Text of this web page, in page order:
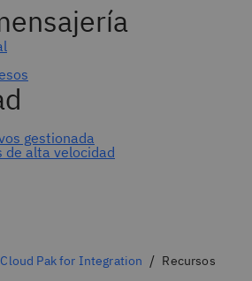
Cloud Pak for Integration Recursos